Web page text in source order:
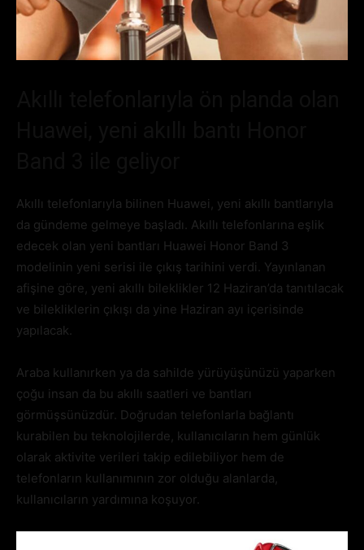
Akıllı telefonlarıyla bilinen Huawei, yeni akıllı bantlarıyla
da gündeme gelmeye başladı. Akıllı telefonlarına eşlik
edecek olan yeni bantları Huawei Honor Band 3
modelinin yeni serisi ile çıkış tarihini verdi. Yayınlanan
afişine göre, yeni akıllı bileklikler 12 Haziran’da tanıtılacak
ve bilekliklerin çıkışı da yine Haziran ayı içerisinde
yapılacak.
Araba kullanırken ya da sahilde yürüyüşünüzü yaparken
çoğu insan da bu akıllı saatleri ve bantları
görmüşsünüzdür. Doğrudan telefonlarla bağlantı
kurabilen bu teknolojilerde, kullanıcıların hem günlük
olarak aktivite verileri takip edilebiliyor hem de
telefonların kullanımının zor olduğu alanlarda,
kullanıcıların yardımına koşuyor.